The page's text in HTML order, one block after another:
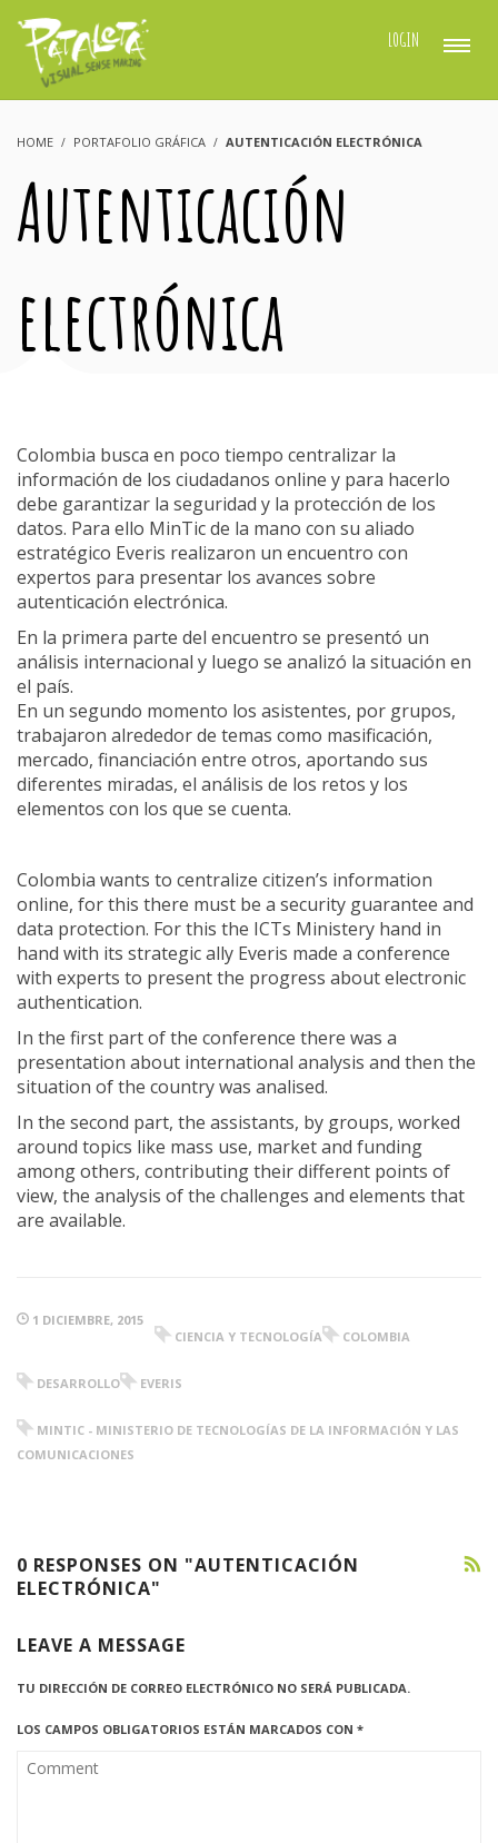
LOGIN
HOME PORTAFOLIO GRÁFICA AUTENTICACIÓN ELECTRÓNICA
Autenticación
electrónica
Colombia busca en poco tiempo centralizar la
información de los ciudadanos online y para hacerlo
debe garantizar la seguridad y la protección de los
datos. Para ello MinTic de la mano con su aliado
estratégico Everis realizaron un encuentro con
expertos para presentar los avances sobre
autenticación electrónica.
En la primera parte del encuentro se presentó un
análisis internacional y luego se analizó la situación en
el país.
En un segundo momento los asistentes, por grupos,
trabajaron alrededor de temas como masificación,
mercado, financiación entre otros, aportando sus
diferentes miradas, el análisis de los retos y los
elementos con los que se cuenta.
Colombia wants to centralize citizen’s information
online, for this there must be a security guarantee and
data protection. For this the ICTs Ministery hand in
hand with its strategic ally Everis made a conference
with experts to present the progress about electronic
authentication.
In the first part of the conference there was a
presentation about international analysis and then the
situation of the country was analised.
In the second part, the assistants, by groups, worked
around topics like mass use, market and funding
among others, contributing their different points of
view, the analysis of the challenges and elements that
are available.
1 DICIEMBRE, 2015
CIENCIA Y TECNOLOGÍA
COLOMBIA
DESARROLLO EVERIS
MINTIC - MINISTERIO DE TECNOLOGÍAS DE LA INFORMACIÓN Y LAS
COMUNICACIONES
0 RESPONSES ON "AUTENTICACIÓN
ELECTRÓNICA"
LEAVE A MESSAGE
TU DIRECCIÓN DE CORREO ELECTRÓNICO NO SERÁ PUBLICADA.
LOS CAMPOS OBLIGATORIOS ESTÁN MARCADOS CON *